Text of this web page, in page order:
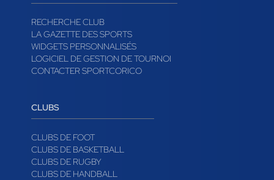
RECHERCHE CLUB
LA GAZETTE DES SPORTS
WIDGETS PERSONNALISÉS
LOGICIEL DE GESTION DE TOURNOI
CONTACTER SPORTCORICO
CLUBS
CLUBS DE FOOT
CLUBS DE BASKETBALL
CLUBS DE RUGBY
CLUBS DE HANDBALL